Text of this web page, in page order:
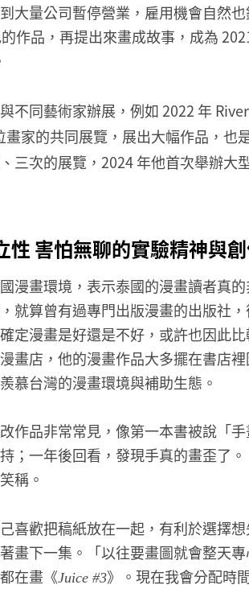
大量公司暫停營業，雇用機會自然
作品，再提出來畫成故事，成為
不同藝術家辦展，例如 2022 年
畫家的共同展覽，展出大幅作品，也
三次的展覽，2024 年他首次舉辦大
害怕無聊的實驗精神與
漫畫環境，表示泰國的漫畫讀者真
就算曾有過專門出版漫畫的出版社
定漫畫是好還是不好，或許也因此
畫店，他的漫畫作品大多擺在書店
慕台灣的漫畫環境與補助生態。
作品非常常見，像第一本書被說「
；一年後回看，發現手真的畫歪了
稱。
喜歡把稿紙放在一起，有利於選擇
畫下一集。「以往要畫圖就會整天
在畫《Juice #3》。現在我會分配時